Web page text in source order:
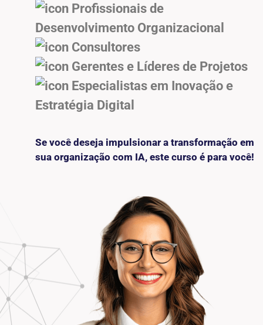
Profissionais de
Desenvolvimento Organizacional
Consultores
Gerentes e Líderes de Projetos
Especialistas em Inovação e
Estratégia Digital
Se você deseja impulsionar a transformação em
sua organização com IA, este curso é para você!